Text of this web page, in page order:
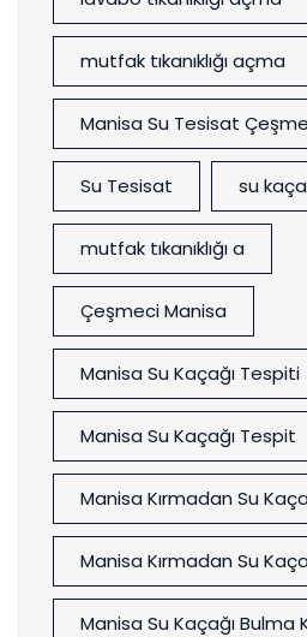
mutfak tıkanıklığı açma
Manisa Su Tesisat
Su Tesisat su
mutfak tıkanıklığı a
Çeşmeci Manisa
Manisa Su Kaçağı Tespiti
Manisa Su Kaçağı Tespit
Manisa Kırmadan Su
Manisa Kırmadan Su
Manisa Su Kaçağı Bulma